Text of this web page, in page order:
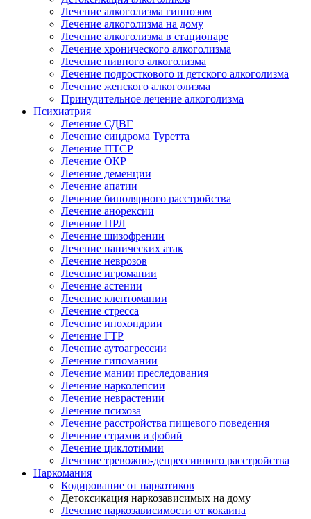
Лечение алкоголизма гипнозом
Лечение алкоголизма на дому
Лечение алкоголизма в стационаре
Лечение хронического алкоголизма
Лечение пивного алкоголизма
Лечение подросткового и детского алкоголизма
Лечение женского алкоголизма
Принудительное лечение алкоголизма
Психиатрия
Лечение СДВГ
Лечение синдрома Туретта
Лечение ПТСР
Лечение ОКР
Лечение деменции
Лечение апатии
Лечение биполярного расстройства
Лечение анорексии
Лечение ПРЛ
Лечение шизофрении
Лечение панических атак
Лечение неврозов
Лечение игромании
Лечение астении
Лечение клептомании
Лечение стресса
Лечение ипохондрии
Лечение ГТР
Лечение аутоагрессии
Лечение гипомании
Лечение мании преследования
Лечение нарколепсии
Лечение неврастении
Лечение психоза
Лечение расстройства пищевого поведения
Лечение страхов и фобий
Лечение циклотимии
Лечение тревожно-депрессивного расстройства
Наркомания
Кодирование от наркотиков
Детоксикация наркозависимых на дому
Лечение наркозависимости от кокаина